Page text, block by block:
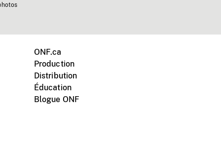
ONF.ca
Production
Distribution
Éducation
Blogue ONF